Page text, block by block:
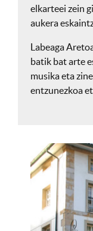
elkarteei zein
aukera
Labeaga
batik bat arte
musika eta
entzunezkoa